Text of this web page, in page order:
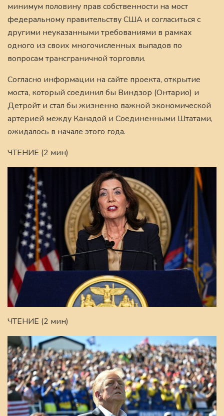
минимум половину прав собственности на мост
федеральному правительству США и согласиться с
другими неуказанными требованиями в рамках
одного из своих многочисленных выпадов по
вопросам трансграничной торговли.
Согласно информации на сайте проекта, открытие
моста, который соединил бы Виндзор (Онтарио) и
Детройт и стал бы жизненно важной экономической
артерией между Канадой и Соединенными Штатами,
ожидалось в начале этого года.
ЧТЕНИЕ (2 мин)
ЧТЕНИЕ (2 мин)